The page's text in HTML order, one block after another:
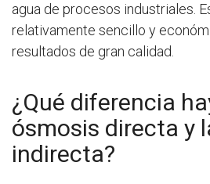
agua de procesos industriales.
relativamente sencillo y
resultados de gran calidad.
¿Qué diferencia
ósmosis directa y
indirecta?